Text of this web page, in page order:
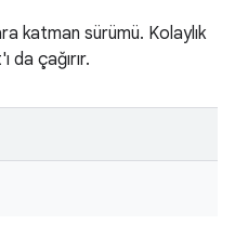
katman sürümü. Kolaylık
da çağırır.